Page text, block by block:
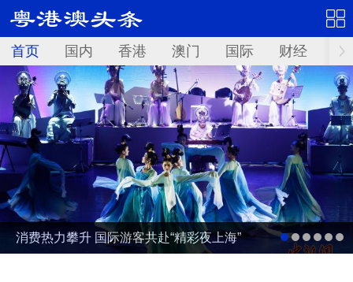
首页 国内 香港 澳门 国际 财经 资
消费热力攀升 国际游客共赴“精彩夜上海”